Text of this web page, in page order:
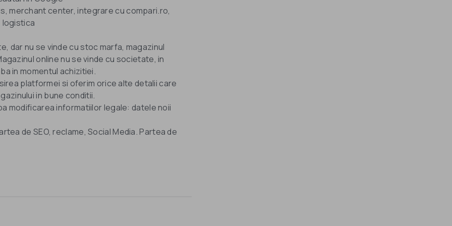
merchant center, integrare cu compari.ro,
logistica
dar nu se vinde cu stoc marfa, magazinul
online nu se vinde cu societate, in
in momentul achizitiei.
platformei si oferim orice alte detalii care
in bune conditii.
modificarea informatiilor legale: datele noii
de SEO, reclame, Social Media. Partea de